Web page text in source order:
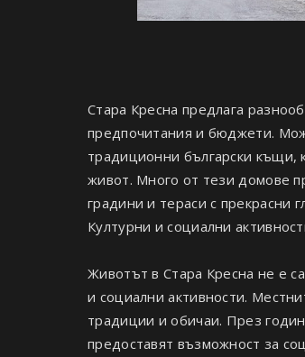
Стара Кресна предлага
предпочитания и бюджети.
традиционни български къщи,
живот. Много от тези домове
градини и тераси с прекрасни
Културни и социални
Животът в Стара Кресна не е
и социални активности.
традиции и обичаи. През
предоставят възможност за